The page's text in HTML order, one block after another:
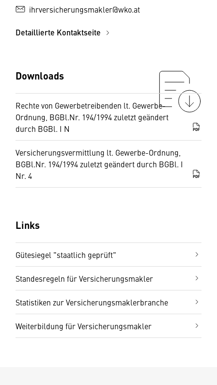
ihrversicherungsmakler@wko.at
Detaillierte Kontaktseite
Downloads
Rechte von Gewerbetreibenden lt. Gewerbe-
Ordnung, BGBl.Nr. 194/1994 zuletzt geändert
durch BGBl. I N
PDF
Versicherungsvermittlung lt. Gewerbe-Ordnung,
BGBl.Nr. 194/1994 zuletzt geändert durch BGBl. I
Nr. 4
PDF
Links
Gütesiegel "staatlich geprüft"
Standesregeln für Versicherungsmakler
Statistiken zur Versicherungsmaklerbranche
Weiterbildung für Versicherungsmakler